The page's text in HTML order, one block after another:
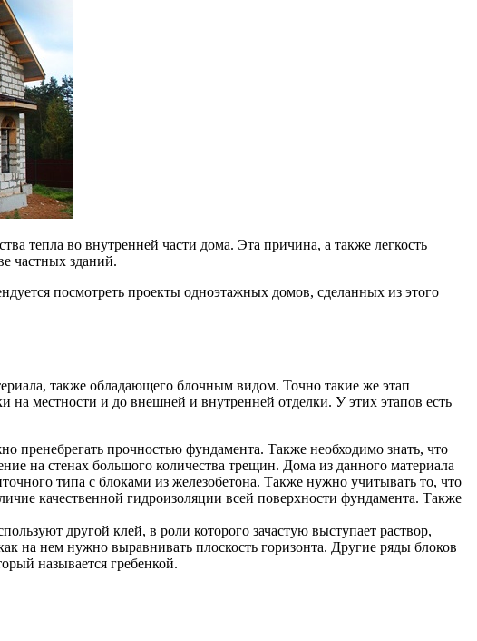
тепла во внутренней части дома. Эта причина, а также легкость
частных зданий.
посмотреть проекты одноэтажных домов, сделанных из этого
также обладающего блочным видом. Точно такие же этап
на местности и до внешней и внутренней отделки. У этих этапов есть
пренебрегать прочностью фундамента. Также необходимо знать, что
на стенах большого количества трещин. Дома из данного материала
типа с блоками из железобетона. Также нужно учитывать то, что
качественной гидроизоляции всей поверхности фундамента. Также
другой клей, в роли которого зачастую выступает раствор,
на нем нужно выравнивать плоскость горизонта. Другие ряды блоков
называется гребенкой.